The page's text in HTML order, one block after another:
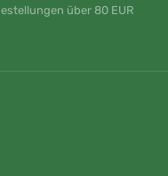
über 80 EUR